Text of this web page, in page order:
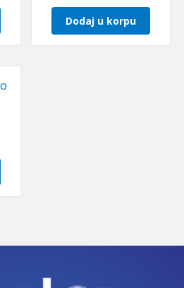
Dodaj u korpu